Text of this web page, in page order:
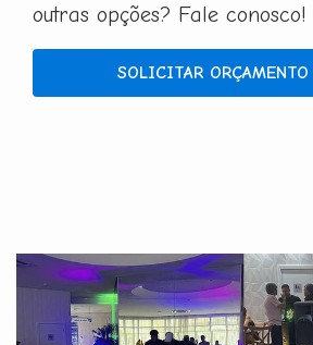
outras opções? Fale conosco!
SOLICITAR ORÇAMENTO